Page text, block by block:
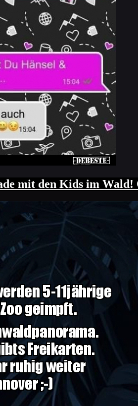
mit den Kids im